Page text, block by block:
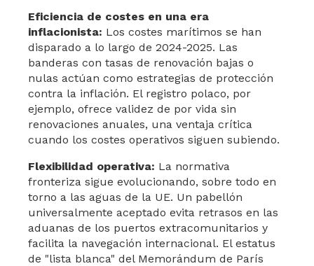
Eficiencia de costes en una era
inflacionista: Los costes marítimos se han
disparado a lo largo de 2024-2025. Las
banderas con tasas de renovación bajas o
nulas actúan como estrategias de protección
contra la inflación. El registro polaco, por
ejemplo, ofrece validez de por vida sin
renovaciones anuales, una ventaja crítica
cuando los costes operativos siguen subiendo.
Flexibilidad operativa: La normativa
fronteriza sigue evolucionando, sobre todo en
torno a las aguas de la UE. Un pabellón
universalmente aceptado evita retrasos en las
aduanas de los puertos extracomunitarios y
facilita la navegación internacional. El estatus
de "lista blanca" del Memorándum de París